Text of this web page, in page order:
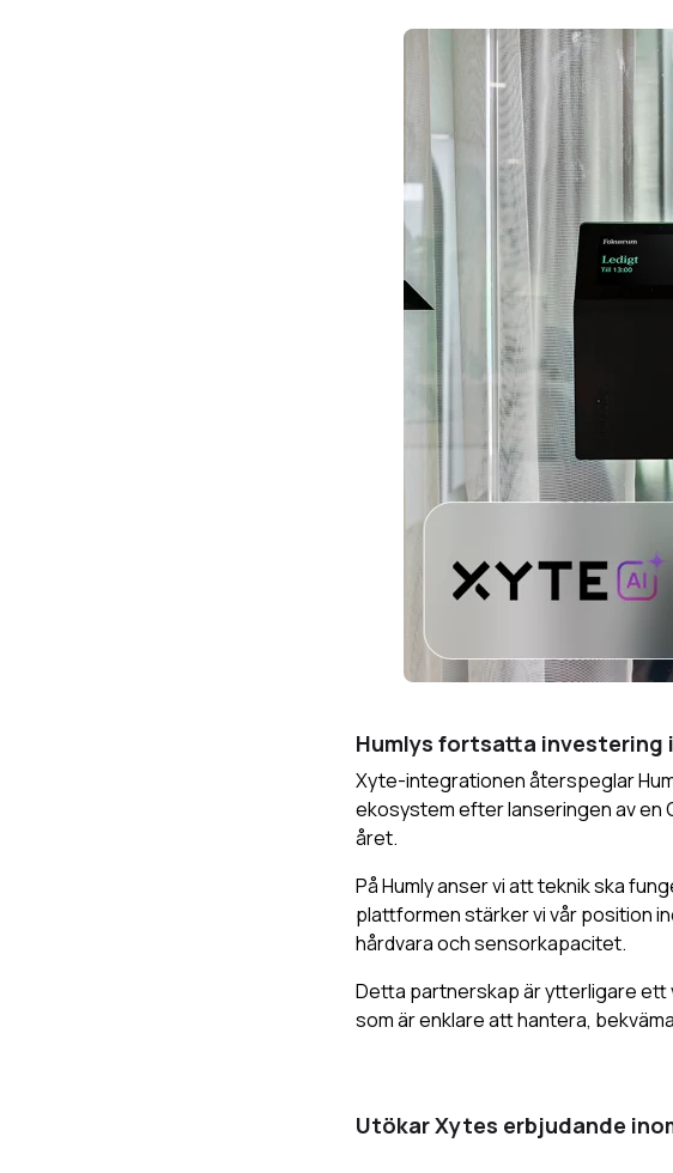
Humlys fortsatta
Xyte-integrationen återspeglar
ekosystem efter lanseringen av en
året.
På Humly anser vi att teknik ska
plattformen stärker vi vår position
hårdvara och sensorkapacitet.
Detta partnerskap är ytterligare
som är enklare att hantera,
Utökar Xytes erbjudande